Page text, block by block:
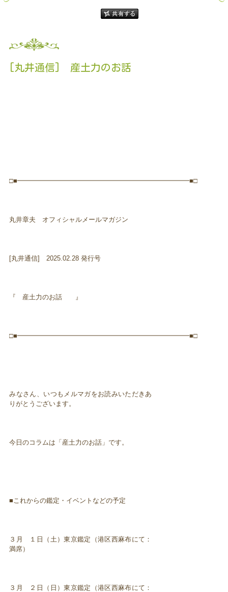
[丸井通信] 産土力のお話
□■━━━━━━━━━━━━━━━━━━━━━━━━━━■□
丸井章夫 オフィシャルメールマガジン
[丸井通信] 2025.02.28 発行号
『 産土力のお話 』
□■━━━━━━━━━━━━━━━━━━━━━━━━━━■□
みなさん、いつもメルマガをお読みいただきあ
りがとうございます。
今日のコラムは「産土力のお話」です。
■これからの鑑定・イベントなどの予定
３月 １日（土）東京鑑定（港区西麻布にて：
満席）
３月 ２日（日）東京鑑定（港区西麻布にて：